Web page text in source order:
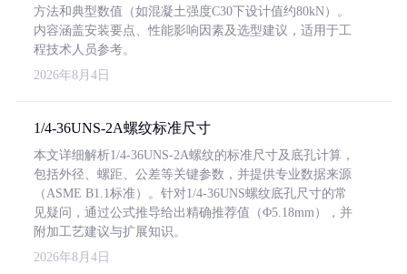
方法和典型数值（如混凝土强度C30下设计值约80kN）。
内容涵盖安装要点、性能影响因素及选型建议，适用于工
程技术人员参考。
2026年8月4日
1/4-36UNS-2A螺纹标准尺寸
本文详细解析1/4-36UNS-2A螺纹的标准尺寸及底孔计算，
包括外径、螺距、公差等关键参数，并提供专业数据来源
（ASME B1.1标准）。针对1/4-36UNS螺纹底孔尺寸的常
见疑问，通过公式推导给出精确推荐值（Φ5.18mm），并
附加工艺建议与扩展知识。
2026年8月4日